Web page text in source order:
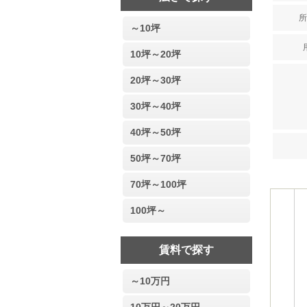
～10坪
10坪～20坪
20坪～30坪
30坪～40坪
40坪～50坪
50坪～70坪
70坪～100坪
100坪～
賃料で探す
～10万円